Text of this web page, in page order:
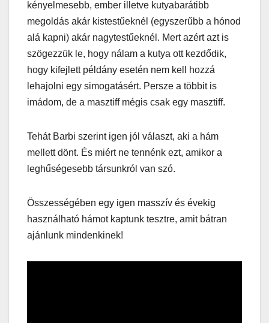
kényelmesebb, ember illetve kutyabarátibb
megoldás akár kistestűeknél (egyszerűbb a hónod
alá kapni) akár nagytestűeknél. Mert azért azt is
szögezzük le, hogy nálam a kutya ott kezdődik,
hogy kifejlett példány esetén nem kell hozzá
lehajolni egy simogatásért. Persze a többit is
imádom, de a masztiff mégis csak egy masztiff.
Tehát Barbi szerint igen jól választ, aki a hám
mellett dönt. És miért ne tennénk ezt, amikor a
leghűségesebb társunkról van szó.
Összességében egy igen masszív és évekig
használható hámot kaptunk tesztre, amit bátran
ajánlunk mindenkinek!